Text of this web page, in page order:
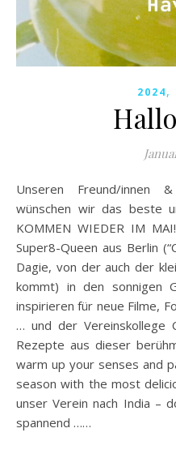
2024,
Unseren Freund/innen & Fans & Wohlgesonnenen
wünschen wir das beste
KOMMEN WIEDER IM
Super8-Queen aus Berlin
Dagie, von der auch der
kommt) in den sonnigen
inspirieren für neue Filme,
… und der Vereinskollege
Rezepte aus dieser
warm up your senses and
season with the most
unser Verein nach India –
spannend ……